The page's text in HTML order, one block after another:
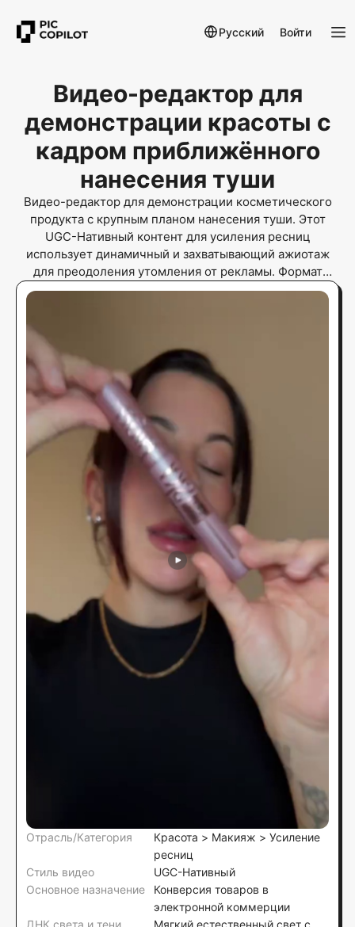
Русский Войти
Видео-редактор для
демонстрации красоты с
кадром приближённого
нанесения туши
Видео-редактор для демонстрации косметического
продукта с крупным планом нанесения туши. Этот
UGC-Нативный контент для усиления ресниц
использует динамичный и захватывающий ажиотаж
для преодоления утомления от рекламы. Формат
оптимизирован для TikTok, повышая CTR и конверсию
Отрасль/Категория
Красота > Макияж > Усиление
ресниц
Стиль видео
UGC-Нативный
Основное назначение
Конверсия товаров в
электронной коммерции